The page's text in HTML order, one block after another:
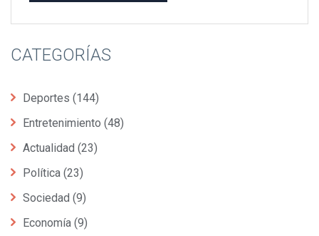
CATEGORÍAS
Deportes (144)
Entretenimiento (48)
Actualidad (23)
Política (23)
Sociedad (9)
Economía (9)